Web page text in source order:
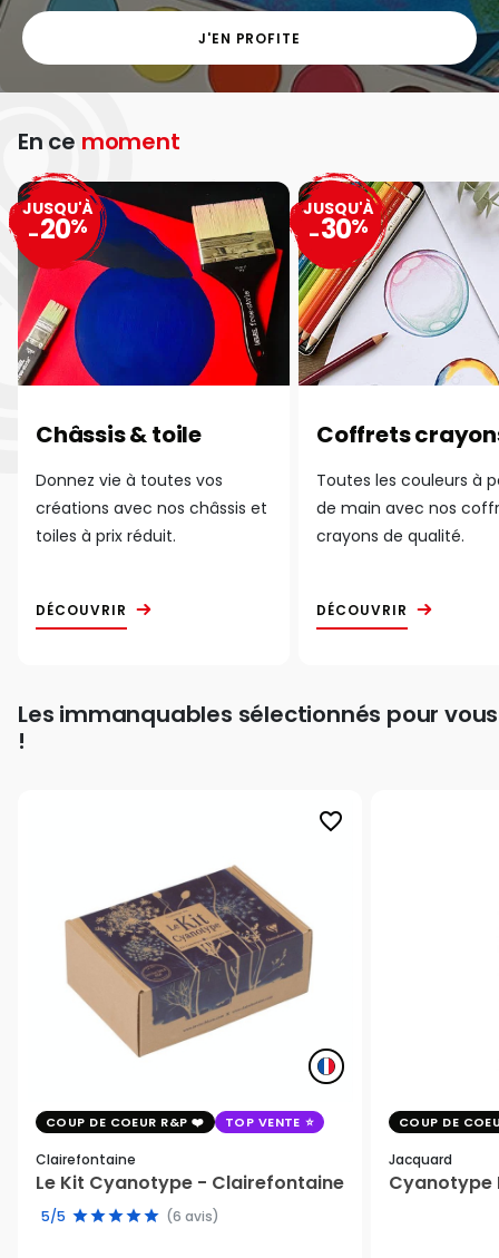
J'EN PROFITE
En ce moment
Châssis & toile
Donnez vie à toutes vos
créations avec nos châssis et
toiles à prix réduit.
DÉCOUVRIR
JUSQU'À
-20%
Coffrets
Toutes les couleurs à
de main avec nos
crayons de qualité.
DÉCOUVRIR
JUSQU'À
-30%
Les immanquables sélectionnés pour vous
!
favorite_border
COUP DE COEUR R&P TOP VENTE
Clairefontaine
Le Kit Cyanotype - Clairefontaine
5/5 (6 avis)
COUP DE
Jacquard
Cyanotype